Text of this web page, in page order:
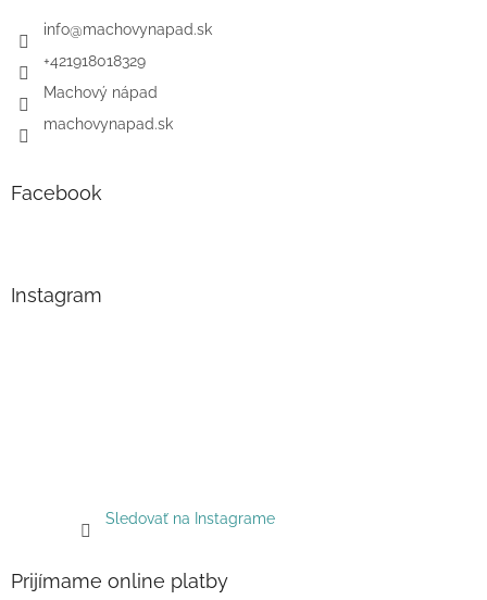
info@machovynapad.sk
+421918018329
Machový nápad
machovynapad.sk
Facebook
Instagram
Sledovať na Instagrame
Prijímame online platby